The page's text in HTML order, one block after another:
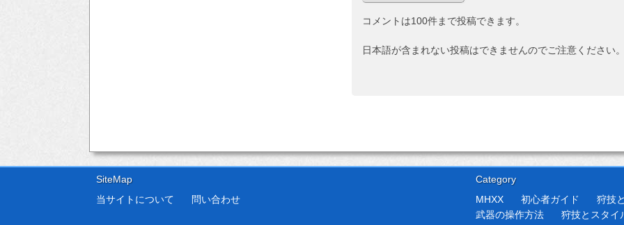
コメントは100件まで投稿できます。
日本語が含まれない投稿はできませんのでご注意ください
SiteMap
当サイトについて
問い合わせ
Category
MHXX
初心者ガイド
狩技
武器の操作方法
狩技とスタイ